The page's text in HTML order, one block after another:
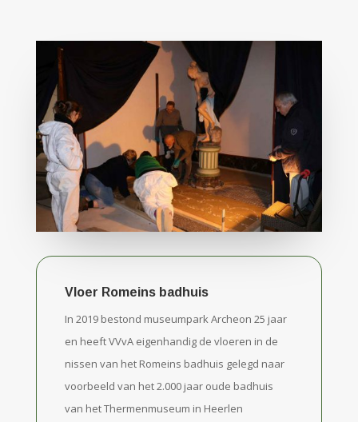
Vloer Romeins badhuis
In 2019 bestond museumpark Archeon 25 jaar
en heeft VVvA eigenhandig de vloeren in de
nissen van het Romeins badhuis gelegd naar
voorbeeld van het 2.000 jaar oude badhuis
van het Thermenmuseum in Heerlen